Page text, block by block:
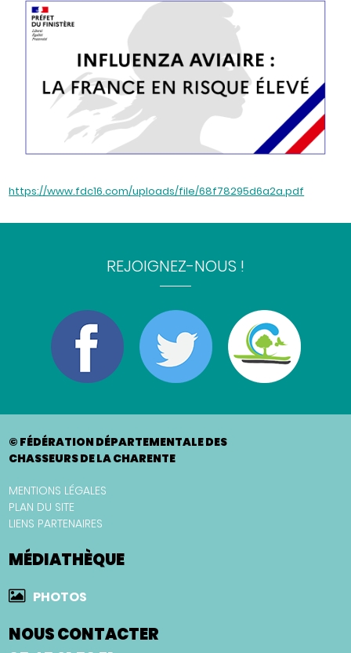
https://www.fdc16.com/uploads/file/68f78295d6a2a.pdf
REJOIGNEZ-NOUS !
© FÉDÉRATION DÉPARTEMENTALE DES
CHASSEURS DE LA CHARENTE
MENTIONS LÉGALES
PLAN DU SITE
LIENS PARTENAIRES
MÉDIATHÈQUE
PHOTOS
NOUS CONTACTER